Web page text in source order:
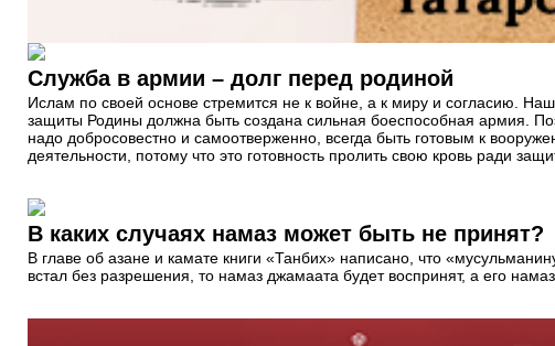
Служба в армии – долг перед родиной
Ислам по своей основе стремится не к войне, а к миру и согласию.
защиты Родины должна быть создана сильная боеспособная армия.
надо добросовестно и самоотверженно, всегда быть готовым к
деятельности, потому что это готовность пролить свою кровь ради
В каких случаях намаз может быть не принят?
В главе об азане и камате книги «Танбих» написано, что
встал без разрешения, то намаз джамаата будет воспринят, а его